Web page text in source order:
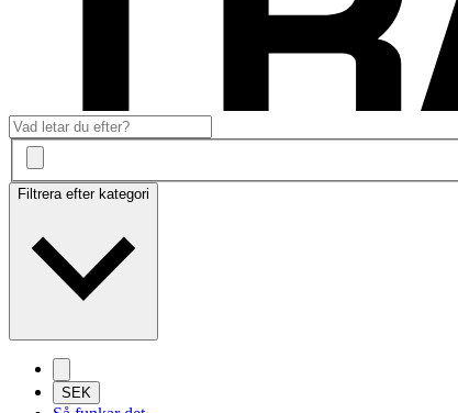
Filtrera efter kategori
SEK